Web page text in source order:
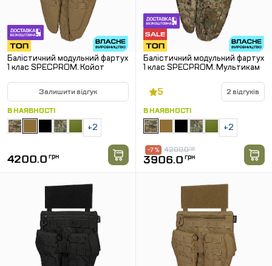
Балістичний модульний фартух
1 клас SPECPROM. Койот
Залишити відгук
В НАЯВНОСТІ
+2
4200.0 грн
Балістичний модульний фартух
1 клас SPECPROM. Мультикам
5 2 відгуків
В НАЯВНОСТІ
+2
4200.0грн
-7 %
3906.0 грн